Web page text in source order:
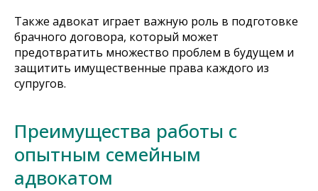
Также адвокат играет важную роль в подготовке
брачного договора, который может
предотвратить множество проблем в будущем и
защитить имущественные права каждого из
супругов.
Преимущества работы с
опытным семейным
адвокатом